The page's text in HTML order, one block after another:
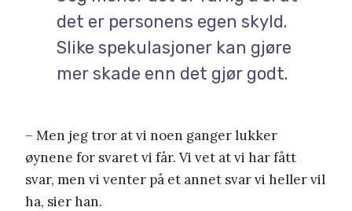
det er personens egen skyld.
Slike spekulasjoner kan gjøre
mer skade enn det gjør godt.
– Men jeg tror at vi noen ganger lukker
øynene for svaret vi får. Vi vet at vi har fått
svar, men vi venter på et annet svar vi heller vil
ha, sier han.